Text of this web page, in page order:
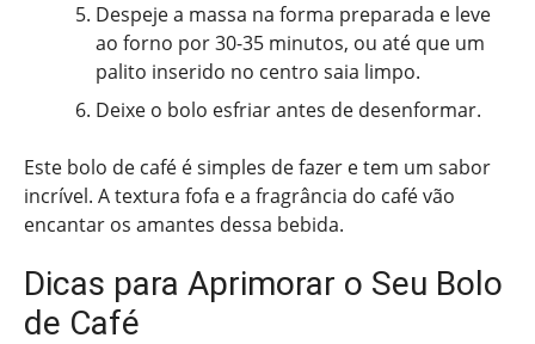
Despeje a massa na forma preparada e leve
ao forno por 30-35 minutos, ou até que um
palito inserido no centro saia limpo.
Deixe o bolo esfriar antes de desenformar.
Este bolo de café é simples de fazer e tem um sabor
incrível. A textura fofa e a fragrância do café vão
encantar os amantes dessa bebida.
Dicas para Aprimorar o Seu Bolo
de Café